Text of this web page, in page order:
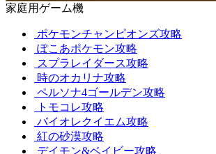
家庭用ゲーム機
ポケモンチャンピオンズ攻略
ぽこあポケモン攻略
スプラレイダース攻略
時のオカリナ攻略
ペルソナ4ゴールデン攻略
トモコレ攻略
バイオレクイエム攻略
紅の砂漠攻略
デイモン&ベイビー攻略